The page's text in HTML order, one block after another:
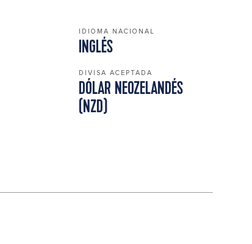
IDIOMA NACIONAL
INGLÉS
DIVISA ACEPTADA
DÓLAR NEOZELANDÉS
(NZD)